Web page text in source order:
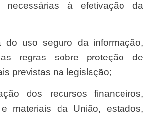
necessárias à efetivação da
as regras sobre proteção de
previstas na legislação;
materiais da União, estados,